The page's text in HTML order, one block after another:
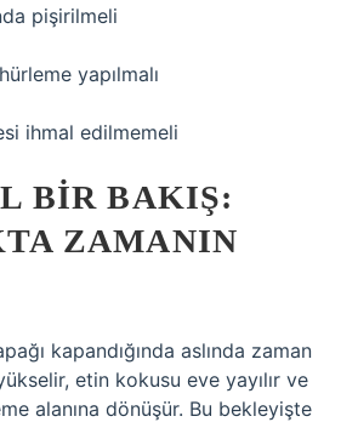
pişirilmeli
yapılmalı
ihmal edilmemeli
BIR BAKIŞ:
ZAMANIN
kapandığında aslında zaman
etin kokusu eve yayılır ve
alanına dönüşür. Bu bekleyişte